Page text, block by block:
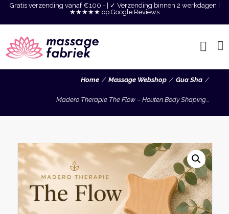
Gratis verzending vanaf €100,- | ✓ Verzending binnen 2 werkdagen |
★★★★★ op Google Reviews
Home Massage Webshop Gua Sha
Madero Therapie The Flow – Houten Body Shaping...